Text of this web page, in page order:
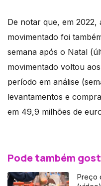
De notar que, em 2022,
movimentado foi
semana após o Natal
movimentado voltou
período em análise
levantamentos e
em 49,9 milhões de
Pode também
Preço